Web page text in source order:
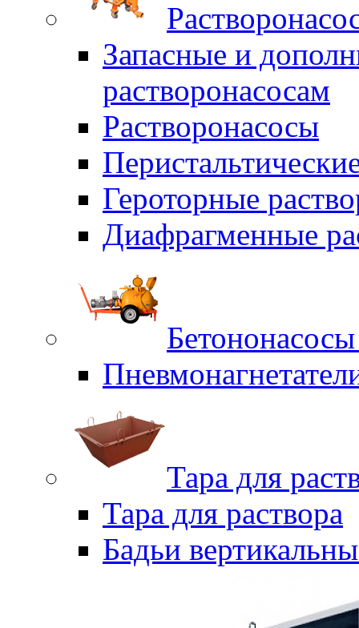
Запасные и
растворонасосам
Растворонасосы
Героторные
Диафрагменные
Тара для
Тара для раствора
Бадьи